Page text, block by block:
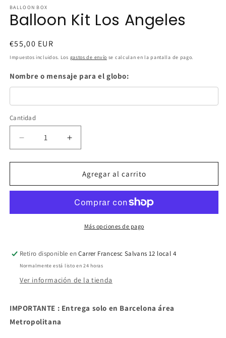
BALLOON BOX
Balloon Kit Los Angeles
Precio
habitual
€55,00 EUR
Impuestos incluidos. Los gastos de envío se calculan en la pantalla de pago.
Nombre o mensaje para el globo:
Cantidad
Cantidad
Reducir
cantidad
para
Kit
Aumentar
cantidad
para
Balloon
Kit
Angeles
Agregar al carrito
Más opciones de pago
Retiro disponible enCarrer Francesc Salvans 12 local 4
Normalmente está listo en 24 horas
Ver información de la tienda
IMPORTANTE : Entrega solo en Barcelona área
Metropolitana